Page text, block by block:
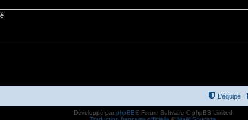
L’équipe
Développé par phpBB® Forum Software © phpBB Limited